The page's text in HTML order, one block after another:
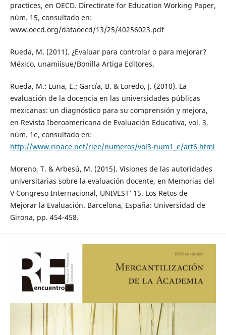
practices, en OECD. Directirate for Education Working Paper,
núm. 15, consultado en:
www.oecd.org/dataoecd/13/25/40256023.pdf
Rueda, M. (2011). ¿Evaluar para controlar o para mejorar?
México, unamiisue/Bonilla Artiga Editores.
Rueda, M.; Luna, E.; García, B. & Loredo, J. (2010). La
evaluación de la docencia en las universidades públicas
mexicanas: un diagnóstico para su comprensión y mejora,
en Revista Iberoamericana de Evaluación Educativa, vol. 3,
núm. 1e, consultado en:
http://www.rinace.net/riee/numeros/vol3-num1_e/art6.html
Moreno, T. & Arbesú, M. (2015). Visiones de las autoridades
universitarias sobre la evaluación docente, en Memorias del
V Congreso Internacional, UNIVEST’ 15. Los Retos de
Mejorar la Evaluación. Barcelona, España: Universidad de
Girona, pp. 454-458.